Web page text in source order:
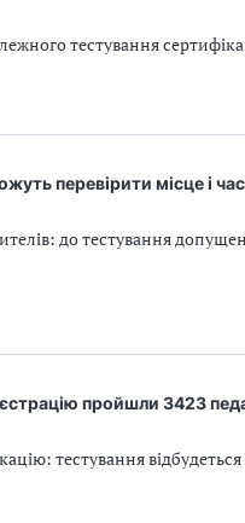
тестування
перевірити місце і
до тестування
пройшли 3423
тестування